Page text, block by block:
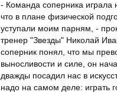
- Команда соперника играла
что в плане физической
уступали моим парням, -
тренер "Звезды" Николай
соперник понял, что мы
выносливости и силе, он
дважды посадил нас в
надо на самом деле: играть